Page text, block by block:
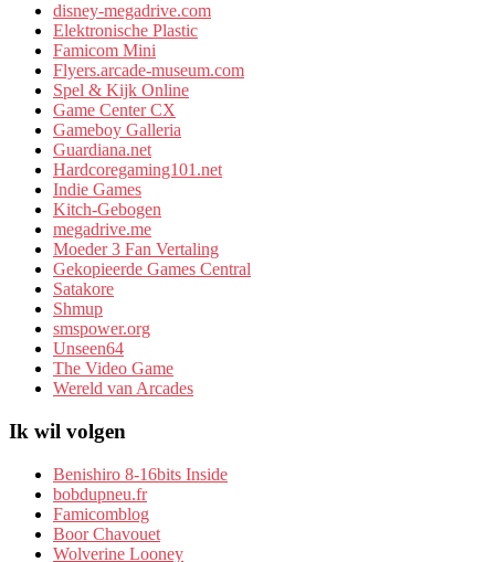
disney-megadrive.com
Elektronische Plastic
Famicom Mini
Flyers.arcade-museum.com
Spel & Kijk Online
Game Center CX
Gameboy Galleria
Guardiana.net
Hardcoregaming101.net
Indie Games
Kitch-Gebogen
megadrive.me
Moeder 3 Fan Vertaling
Gekopieerde Games Central
Satakore
Shmup
smspower.org
Unseen64
The Video Game
Wereld van Arcades
Ik wil volgen
Benishiro 8-16bits Inside
bobdupneu.fr
Famicomblog
Boor Chavouet
Wolverine Looney